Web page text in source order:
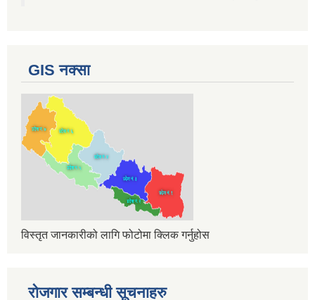
GIS नक्सा
विस्तृत जानकारीको लागि फोटोमा क्लिक गर्नुहोस
रोजगार सम्बन्धी सूचनाहरु